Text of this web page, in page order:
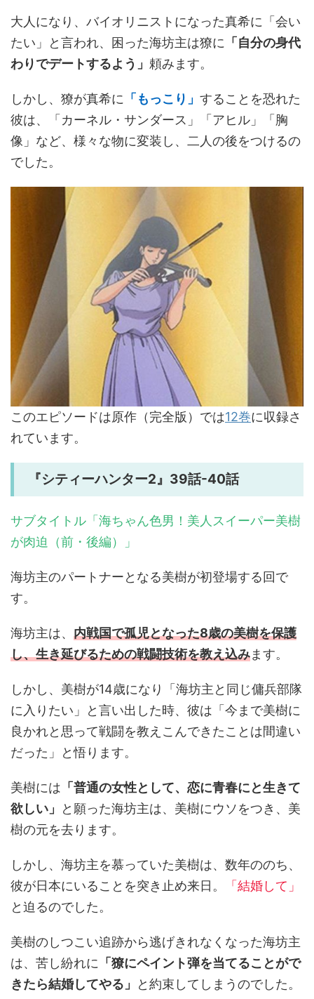
大人になり、バイオリニストになった真希に「会い
たい」と言われ、困った海坊主は獠に 「自分の身代
わりでデートするよう」 頼みます。
しかし、獠が真希に 「もっこり」 することを恐れた
彼は、「カーネル・サンダース」「アヒル」「胸
像」など、様々な物に変装し、二人の後をつけるの
でした。
このエピソードは原作（完全版）では12巻に収録さ
れています。
『シティーハンター2』39話-40話
サブタイトル「海ちゃん色男！美人スイーパー美樹
が肉迫（前・後編）」
海坊主のパートナーとなる美樹が初登場する回で
す。
海坊主は、 内戦国で孤児となった8歳の美樹を保護
し、生き延びるための戦闘技術を教え込みます。
しかし、美樹が14歳になり「海坊主と同じ傭兵部隊
に入りたい」と言い出した時、彼は「今まで美樹に
良かれと思って戦闘を教えこんできたことは間違い
だった」と悟ります。
美樹には 「普通の女性として、恋に青春にと生きて
欲しい」
と願った海坊主は、美樹にウソをつき、美
樹の元を去ります。
しかし、海坊主を慕っていた美樹は、数年ののち、
彼が日本にいることを突き止め来日。
「結婚して」
と迫るのでした。
美樹のしつこい追跡から逃げきれなくなった海坊主
は、苦し紛れに 「獠にペイント弾を当てることがで
きたら結婚してやる」
と約束してしまうのでした。